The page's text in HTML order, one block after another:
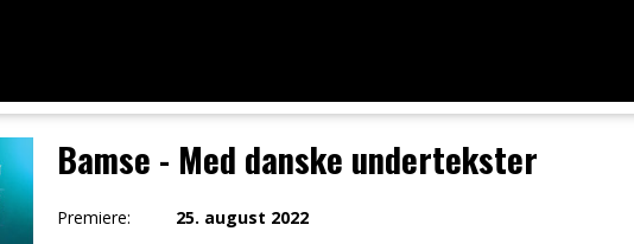
Bamse - Med danske undertekster
Premiere:
25. august 2022